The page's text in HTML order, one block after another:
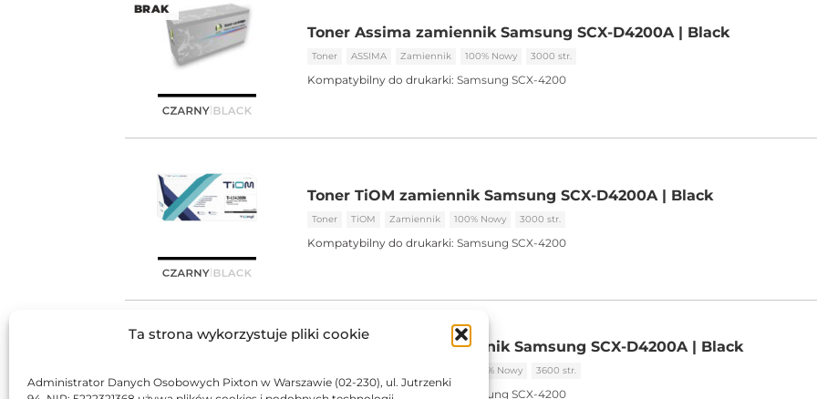
Ta strona wykorzystuje pliki cookie
Administrator Danych Osobowych Pixton w Warszawie (02-230), ul. Jutrzenki
BRAK
Toner Assima zamiennik Samsung SCX-D4200A | Black
Toner ASSIMA Zamiennik 100% Nowy 3000 str.
Kompatybilny do drukarki: Samsung SCX-4200
Toner TiOM zamiennik Samsung SCX-D4200A | Black
Toner TiOM Zamiennik 100% Nowy 3000 str.
Kompatybilny do drukarki: Samsung SCX-4200
Toner JetWorld zamiennik Samsung SCX-D4200A | Black
100% Nowy 3600 str.
Kompatybilny do drukarki: Samsung SCX-4200